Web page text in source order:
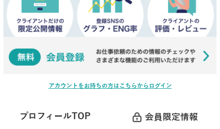
アカウントをお持ちの方はこちらからログイン
プロフィールTOP 会員限定情報